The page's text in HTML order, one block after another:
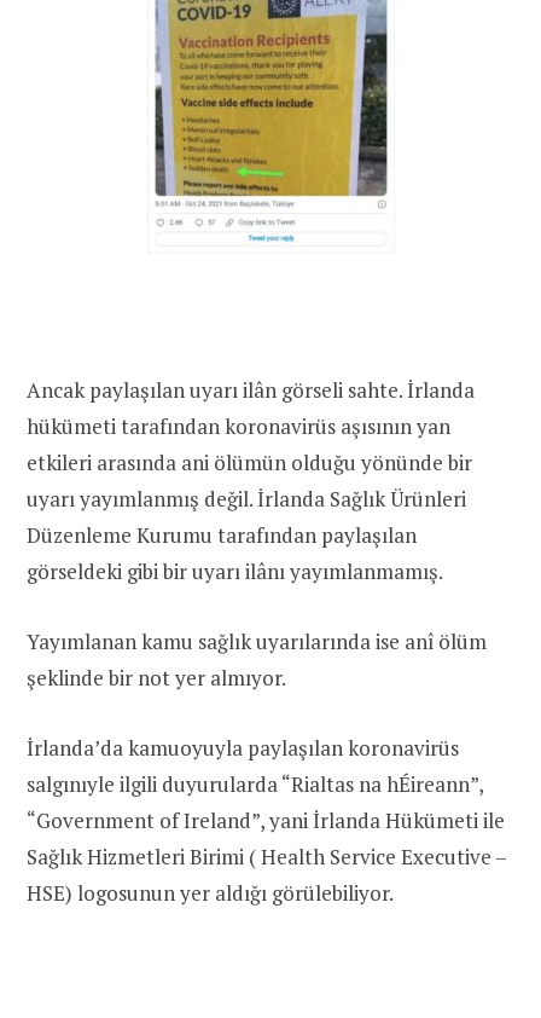
Ancak paylaşılan uyarı ilân görseli sahte. İrlanda
hükümeti tarafından koronavirüs aşısının yan
etkileri arasında ani ölümün olduğu yönünde bir
uyarı yayımlanmış değil. İrlanda Sağlık Ürünleri
Düzenleme Kurumu tarafından paylaşılan
görseldeki gibi bir uyarı ilânı yayımlanmamış.
Yayımlanan kamu sağlık uyarılarında ise anî ölüm
şeklinde bir not yer almıyor.
İrlanda’da kamuoyuyla paylaşılan koronavirüs
salgınıyle ilgili duyurularda “Rialtas na hÉireann”,
“Government of Ireland”, yani İrlanda Hükümeti ile
Sağlık Hizmetleri Birimi ( Health Service Executive –
HSE) logosunun yer aldığı görülebiliyor.